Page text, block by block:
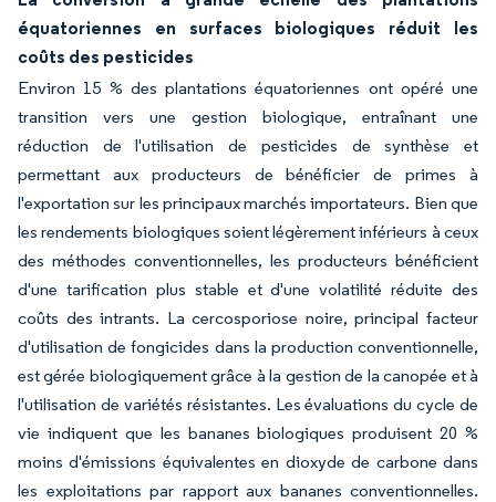
équatoriennes en surfaces biologiques réduit les
coûts des pesticides
Environ 15 % des plantations équatoriennes ont opéré une
transition vers une gestion biologique, entraînant une
réduction de l'utilisation de pesticides de synthèse et
permettant aux producteurs de bénéficier de primes à
l'exportation sur les principaux marchés importateurs. Bien que
les rendements biologiques soient légèrement inférieurs à ceux
des méthodes conventionnelles, les producteurs bénéficient
d'une tarification plus stable et d'une volatilité réduite des
coûts des intrants. La cercosporiose noire, principal facteur
d'utilisation de fongicides dans la production conventionnelle,
est gérée biologiquement grâce à la gestion de la canopée et à
l'utilisation de variétés résistantes. Les évaluations du cycle de
vie indiquent que les bananes biologiques produisent 20 %
moins d'émissions équivalentes en dioxyde de carbone dans
les exploitations par rapport aux bananes conventionnelles.